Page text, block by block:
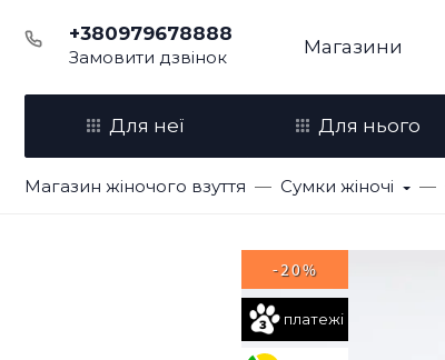
+380979678888
Замовити дзвінок Магазини
Для неї Для нього
Магазин жіночого взуття Сумки жіночі
платежі
-20%